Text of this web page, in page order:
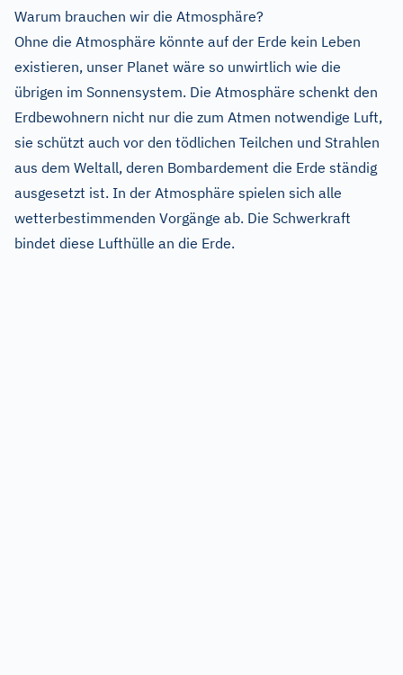
Warum brauchen wir die Atmosphäre?
Ohne die Atmosphäre könnte auf der Erde kein Leben
existieren, unser Planet wäre so unwirtlich wie die
übrigen im Sonnensystem. Die Atmosphäre schenkt den
Erdbewohnern nicht nur die zum Atmen notwendige Luft,
sie schützt auch vor den tödlichen Teilchen und Strahlen
aus dem Weltall, deren Bombardement die Erde ständig
ausgesetzt ist. In der Atmosphäre spielen sich alle
wetterbestimmenden Vorgänge ab. Die Schwerkraft
bindet diese Lufthülle an die Erde.